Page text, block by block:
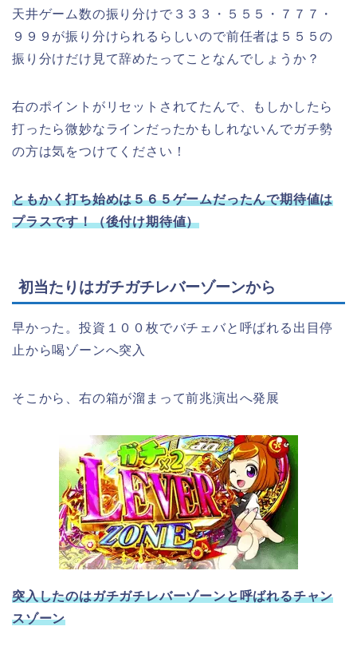
天井ゲーム数の振り分けで３３３・５５５・７７７・
９９９が振り分けられるらしいので前任者は５５５の
振り分けだけ見て辞めたってことなんでしょうか？
右のポイントがリセットされてたんで、もしかしたら
打ったら微妙なラインだったかもしれないんでガチ勢
の方は気をつけてください！
ともかく打ち始めは５６５ゲームだったんで期待値は
プラスです！（後付け期待値）
初当たりはガチガチレバーゾーンから
早かった。投資１００枚でバチェバと呼ばれる出目停
止から喝ゾーンへ突入
そこから、右の箱が溜まって前兆演出へ発展
突入したのはガチガチレバーゾーンと呼ばれるチャン
スゾーン